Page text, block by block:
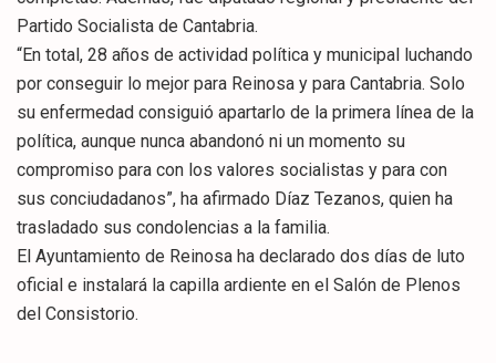
Partido Socialista de Cantabria.
“En total, 28 años de actividad política y municipal luchando
por conseguir lo mejor para Reinosa y para Cantabria. Solo
su enfermedad consiguió apartarlo de la primera línea de la
política, aunque nunca abandonó ni un momento su
compromiso para con los valores socialistas y para con
sus conciudadanos”, ha afirmado Díaz Tezanos, quien ha
trasladado sus condolencias a la familia.
El Ayuntamiento de Reinosa ha declarado dos días de luto
oficial e instalará la capilla ardiente en el Salón de Plenos
del Consistorio.